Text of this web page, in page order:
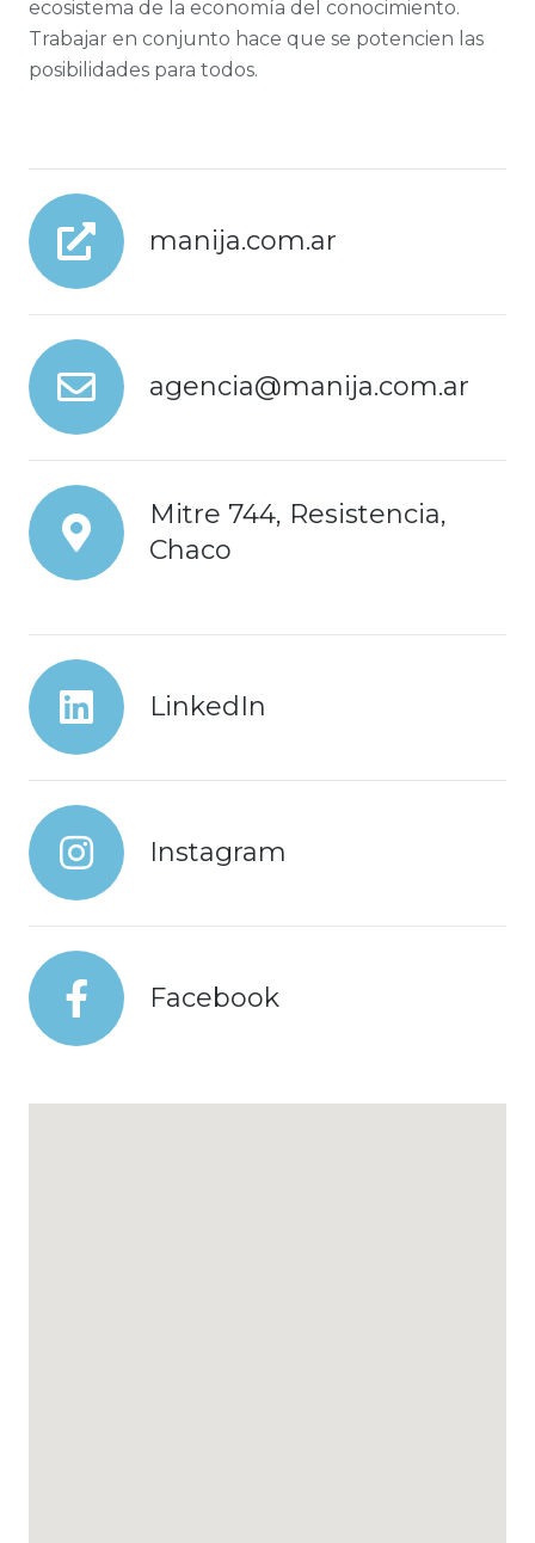
ecosistema de la economía del conocimiento.
Trabajar en conjunto hace que se potencien las
posibilidades para todos.
manija.com.ar
agencia@manija.com.ar
Mitre 744, Resistencia,
Chaco
LinkedIn
Instagram
Facebook